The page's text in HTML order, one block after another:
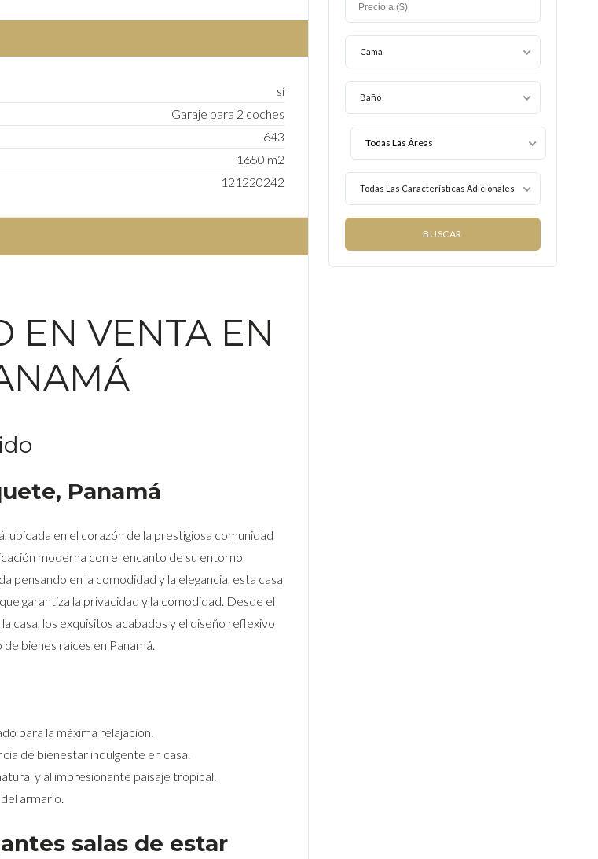
sí
Garaje para 2 coches
643
1650 m2
121220242
EN VENTA EN
Panamá
en el corazón de la prestigiosa comunidad
moderna con el encanto de su entorno
pensando en la comodidad y la elegancia, esta casa
garantiza la privacidad y la comodidad. Desde el
casa, los exquisitos acabados y el diseño reflexivo
bienes raíces en Panamá.
para la máxima relajación.
de bienestar indulgente en casa.
y al impresionante paisaje tropical.
armario.
salas de estar
Cama
Baño
Todas Las Características Adicionales